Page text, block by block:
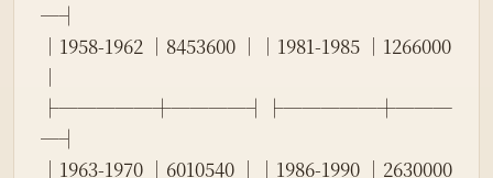
─┤
│1958-1962 │8453600 ││1981-1985 │1266000
│
├─────┼────┤├─────┼───
─┤
│1963-1970 │6010540 ││1986-1990 │2630000